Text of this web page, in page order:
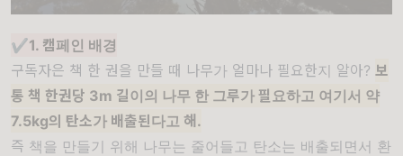
✔️1. 캠페인 배경
구독자은 책 한 권을 만들 때 나무가 얼마나 필요한지 알아? 보
통 책 한권당 3m 길이의 나무 한 그루가 필요하고 여기서 약
7.5kg의 탄소가 배출된다고 해.
즉 책을 만들기 위해 나무는 줄어들고 탄소는 배출되면서 환